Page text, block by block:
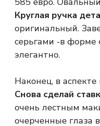
Круглая ручка
оригинальный.
серьгами -в форме
элегантно.
Наконец, в
Снова сделай
очень лестным
очерченные глаза